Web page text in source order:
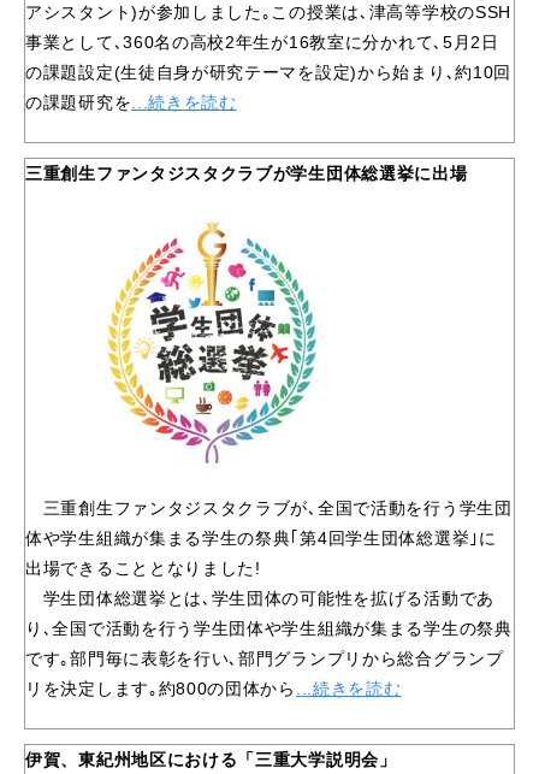
アシスタント)が参加しました｡この授業は､津高等学校のSSH
事業として､360名の高校2年生が16教室に分かれて､5月2日
の課題設定(生徒自身が研究テーマを設定)から始まり､約10回
の課題研究を ...続きを読む
三重創生ファンタジスタクラブが学生団体総選挙に出場
三重創生ファンタジスタクラブが､全国で活動を行う学生団
体や学生組織が集まる学生の祭典｢第4回学生団体総選挙｣に
出場できることとなりました!
学生団体総選挙とは､学生団体の可能性を拡げる活動であ
り､全国で活動を行う学生団体や学生組織が集まる学生の祭典
です｡部門毎に表彰を行い､部門グランプリから総合グランプ
リを決定します｡約800の団体から
..続きを読む
伊賀、東紀州地区における「三重大学説明会」